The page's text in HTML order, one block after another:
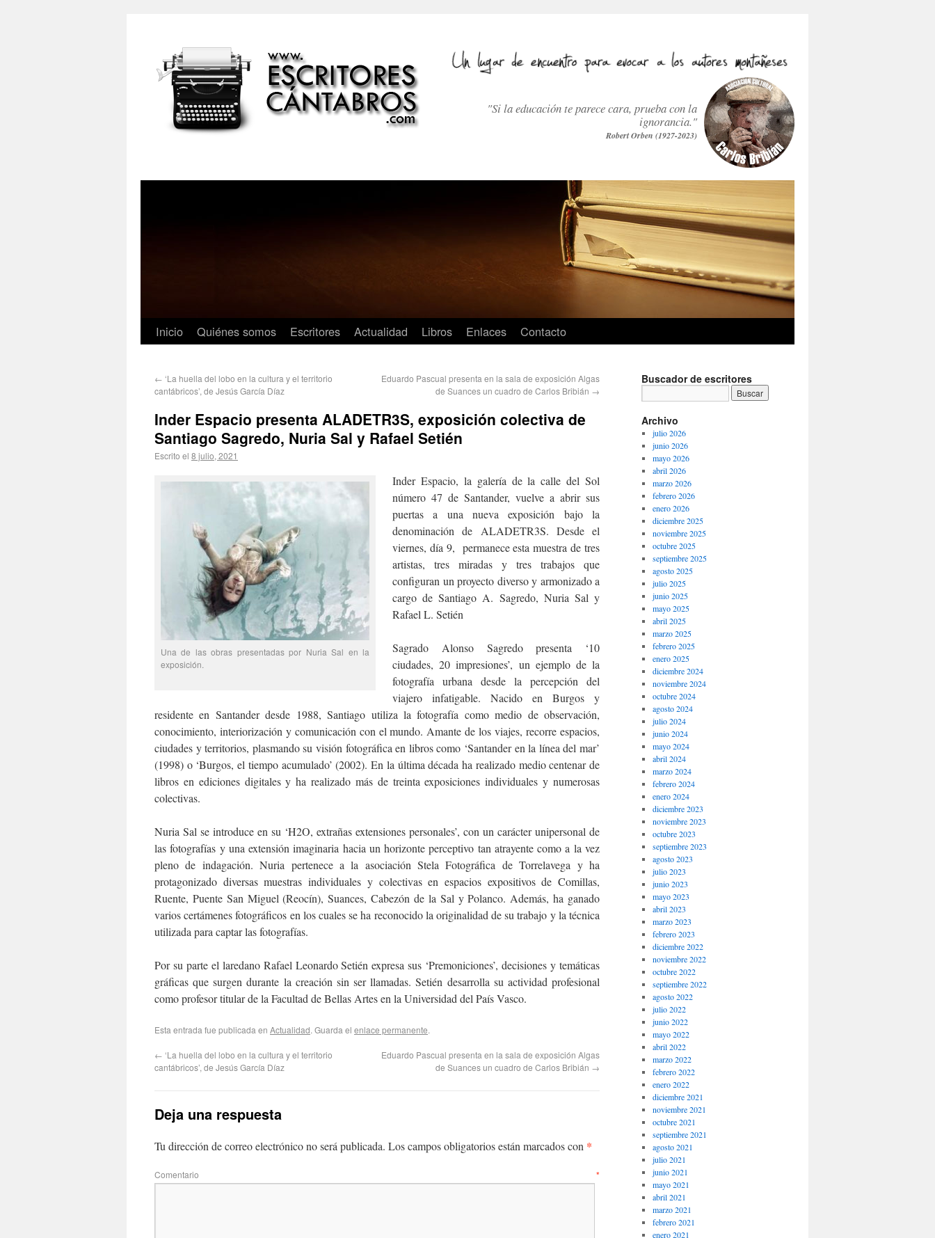
"Si la educación te parece cara, prueba con la
ignorancia."
Robert Orben (1927-2023)
Inicio Quiénes somos Escritores Actualidad Libros Enlaces Contacto
← ‘La huella del lobo en la cultura y el territorio
cantábricos’, de Jesús García Díaz
Eduardo Pascual presenta en la sala de exposición Algas
de Suances un cuadro de Carlos Bribián →
Inder Espacio presenta ALADETR3S, exposición colectiva de
Santiago Sagredo, Nuria Sal y Rafael Setién
Escrito el 8 julio, 2021
Una de las obras presentadas por Nuria Sal en la
exposición.
Inder Espacio, la galería de la calle del Sol
número 47 de Santander, vuelve a abrir sus
puertas a una nueva exposición bajo la
denominación de ALADETR3S. Desde el
viernes, día 9, permanece esta muestra de tres
artistas, tres miradas y tres trabajos que
configuran un proyecto diverso y armonizado a
cargo de Santiago A. Sagredo, Nuria Sal y
Rafael L. Setién
Sagrado Alonso Sagredo presenta ‘10
ciudades, 20 impresiones’, un ejemplo de la
fotografía urbana desde la percepción del
viajero infatigable. Nacido en Burgos y
residente en Santander desde 1988, Santiago utiliza la fotografía como medio de observación,
conocimiento, interiorización y comunicación con el mundo. Amante de los viajes, recorre espacios,
ciudades y territorios, plasmando su visión fotográfica en libros como ‘Santander en la línea del mar’
(1998) o ‘Burgos, el tiempo acumulado’ (2002). En la última década ha realizado medio centenar de
libros en ediciones digitales y ha realizado más de treinta exposiciones individuales y numerosas
colectivas.
Nuria Sal se introduce en su ‘H2O, extrañas extensiones personales’, con un carácter unipersonal de
las fotografías y una extensión imaginaria hacia un horizonte perceptivo tan atrayente como a la vez
pleno de indagación. Nuria pertenece a la asociación Stela Fotográfica de Torrelavega y ha
protagonizado diversas muestras individuales y colectivas en espacios expositivos de Comillas,
Ruente, Puente San Miguel (Reocín), Suances, Cabezón de la Sal y Polanco. Además, ha ganado
varios certámenes fotográficos en los cuales se ha reconocido la originalidad de su trabajo y la técnica
utilizada para captar las fotografías.
Por su parte el laredano Rafael Leonardo Setién expresa sus ‘Premoniciones’, decisiones y temáticas
gráficas que surgen durante la creación sin ser llamadas. Setién desarrolla su actividad profesional
como profesor titular de la Facultad de Bellas Artes en la Universidad del País Vasco.
Esta entrada fue publicada en Actualidad. Guarda el enlace permanente.
← ‘La huella del lobo en la cultura y el territorio
cantábricos’, de Jesús García Díaz
Eduardo Pascual presenta en la sala de exposición Algas
de Suances un cuadro de Carlos Bribián →
Deja una respuesta
Tu dirección de correo electrónico no será publicada. Los campos obligatorios están marcados con *
Comentario *
Buscador de escritores
Archivo
julio 2026
junio 2026
mayo 2026
abril 2026
marzo 2026
febrero 2026
enero 2026
diciembre 2025
noviembre 2025
octubre 2025
septiembre 2025
agosto 2025
julio 2025
junio 2025
mayo 2025
abril 2025
marzo 2025
febrero 2025
enero 2025
diciembre 2024
noviembre 2024
octubre 2024
agosto 2024
julio 2024
junio 2024
mayo 2024
abril 2024
marzo 2024
febrero 2024
enero 2024
diciembre 2023
noviembre 2023
octubre 2023
septiembre 2023
agosto 2023
julio 2023
junio 2023
mayo 2023
abril 2023
marzo 2023
febrero 2023
diciembre 2022
noviembre 2022
octubre 2022
septiembre 2022
agosto 2022
julio 2022
junio 2022
mayo 2022
abril 2022
marzo 2022
febrero 2022
enero 2022
diciembre 2021
noviembre 2021
octubre 2021
septiembre 2021
agosto 2021
julio 2021
junio 2021
mayo 2021
abril 2021
marzo 2021
febrero 2021
enero 2021